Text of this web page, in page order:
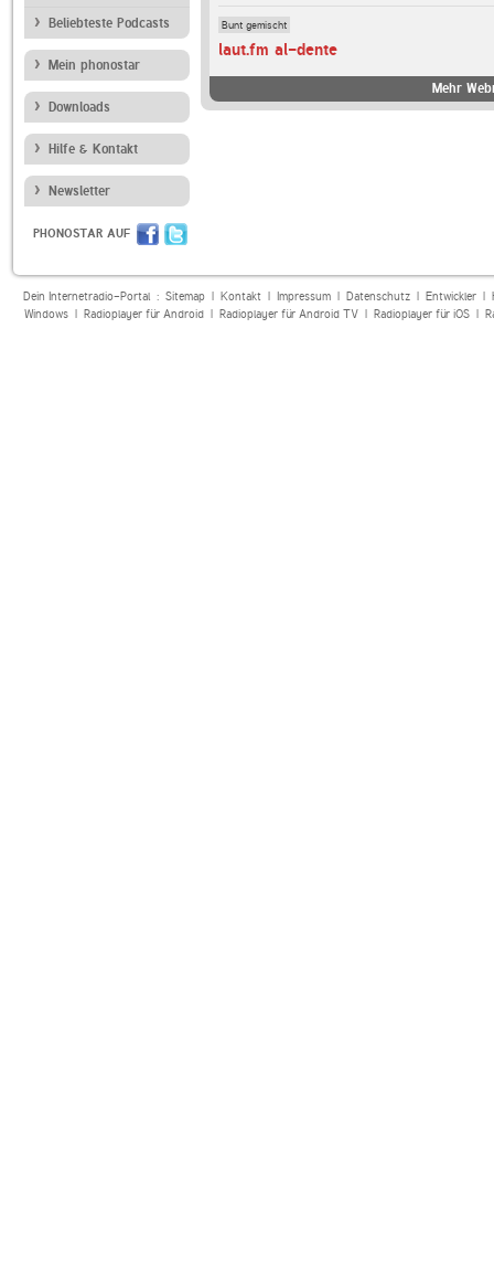
Beliebteste Podcasts
Mein phonostar
Downloads
Hilfe & Kontakt
Newsletter
PHONOSTAR AUF
Bunt gemischt
laut.fm al-dente
Mehr
Dein Internetradio-Portal : Sitemap| Kontakt| Impressum| Datenschutz| Entwickler|
Windows| Radioplayer für Android| Radioplayer für Android TV| Radioplayer für iOS|